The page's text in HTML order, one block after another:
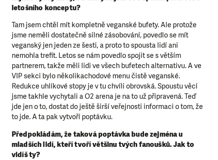
letošního konceptu?
Tam jsem chtěl mít kompletně veganské bufety. Ale protože
jsme neměli dostatečně silné zásobování, povedlo se mít
veganský jen jeden ze šesti, a proto to spousta lidí ani
nemohla trefit. Letos se nám povedlo spojit se s větším
partnerem, takže měli lidi ve všech bufetech alternativu. A ve
VIP sekci bylo několikachodové menu čistě veganské.
Redukce uhlíkové stopy je v tu chvíli obrovská. Spoustu věcí
jsme takhle vychytali a O2 arena je na to už připravená. Teď
jde jen o to, dostat do ještě širší veřejnosti informaci o tom, že
to jde. A ta pak vytvoří poptávku.
Předpokládám, že taková poptávka bude zejména u
mladších lidí, kteří tvoří většinu tvých fanoušků. Jak to
vidíš ty?